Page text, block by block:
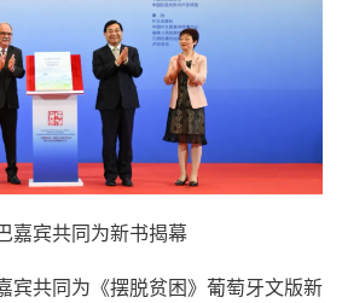
嘉宾共同为新书揭幕
宾共同为《摆脱贫困》葡萄牙文版新